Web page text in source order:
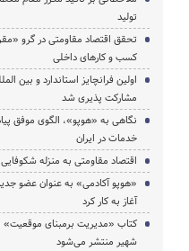
تولید
تحقق اقتصاد مقاومتی در گرو
کسب و کارهای داخلی
اولین فرانچایز استاندارد و بین
مشارکت پذیری شد
نگاهی به «هوپو»، الگوی موفق
خدمات در ایران
اقتصاد مقاومتی به منزله
«هوپو آکادمی» به عنوان عضو
آغاز به کار کرد
کتاب «مدیریت برمبنای موقعیت»
شهیر منتشر می‎‌شود